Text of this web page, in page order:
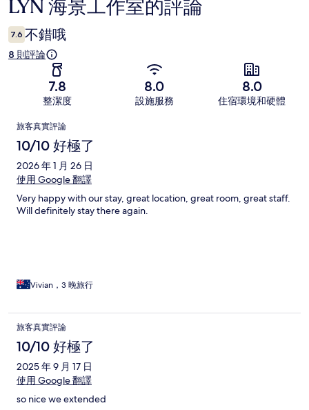
評
論
LYN 海景工作室的評論
7.6 不錯哦
8 則評論
7.8
整潔度
8.0
設施服務
8.0
住宿環境和硬體
評
論
旅客真實評論
10/10 好極了
2026 年 1 月 26 日
使用 Google 翻譯
Very happy with our stay, great location, great room, great staff.
Will definitely stay there again.
Vivian，3 晚旅行
旅客真實評論
10/10 好極了
2025 年 9 月 17 日
使用 Google 翻譯
so nice we extended